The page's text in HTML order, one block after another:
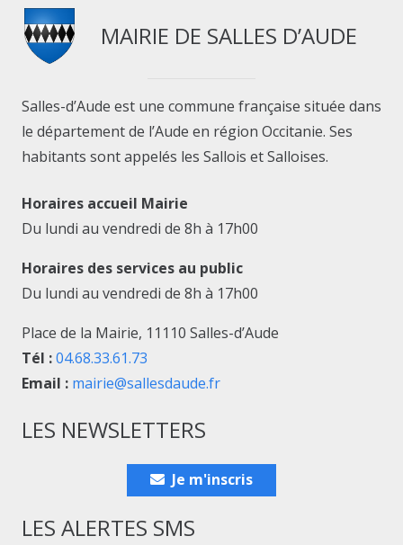
MAIRIE DE SALLES D’AUDE
Salles-d’Aude est une commune française située dans
le département de l’Aude en région Occitanie. Ses
habitants sont appelés les Sallois et Salloises.
Horaires accueil Mairie
Du lundi au vendredi de 8h à 17h00
Horaires des services au public
Du lundi au vendredi de 8h à 17h00
Place de la Mairie, 11110 Salles-d’Aude
Tél :04.68.33.61.73
Email : mairie@sallesdaude.fr
LES NEWSLETTERS
Je m'inscris
LES ALERTES SMS